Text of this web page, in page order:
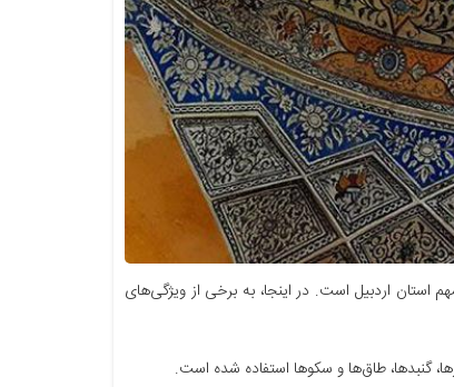
استان اردبیل است. در اینجا، به برخی از ویژگی‌های
گنبدها، طاق‌ها و سکوها استفاده شده است.